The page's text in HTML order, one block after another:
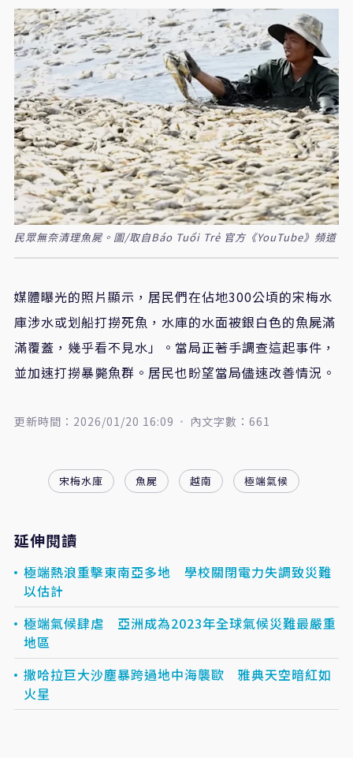
民眾無奈清理魚屍。圖/取自Báo Tuổi Trẻ 官方《YouTube》頻道
媒體曝光的照片顯示，居民們在佔地300公頃的宋梅水
庫涉水或划船打撈死魚，水庫的水面被銀白色的魚屍滿
滿覆蓋，幾乎看不見水」。當局正著手調查這起事件，
並加速打撈暴斃魚群。居民也盼望當局儘速改善情況。
更新時間：2026/01/20 16:09 內文字數：661
宋梅水庫 魚屍 越南 極端氣候
延伸閱讀
極端熱浪重擊東南亞多地 學校關閉電力失調致災難
以估計
極端氣候肆虐 亞洲成為2023年全球氣候災難最嚴重
地區
撒哈拉巨大沙塵暴跨過地中海襲歐 雅典天空暗紅如
火星